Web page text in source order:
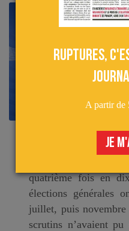
Les électeurs
quatrième fois en
élections générales
juillet, puis
scrutins n’avaient
Ruptures,
A partir de
JE